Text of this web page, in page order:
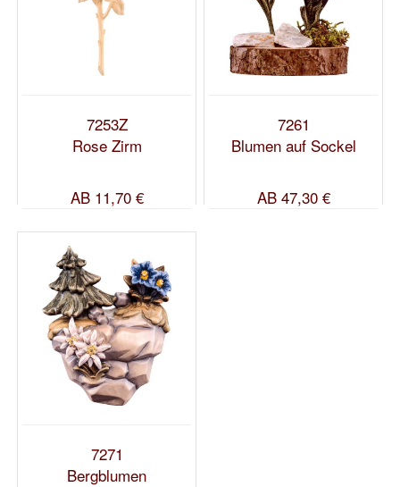
7253Z
Rose Zirm
AB11,70 €
7261
Blumen auf Sockel
AB47,30 €
7271
Bergblumen